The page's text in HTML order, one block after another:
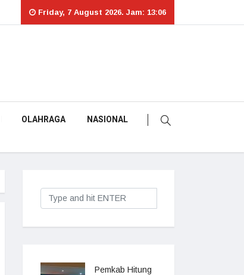
Friday, 7 August 2026. Jam: 13:06
OLAHRAGA NASIONAL
Pemkab Hitung